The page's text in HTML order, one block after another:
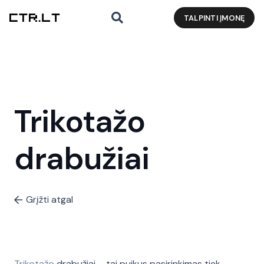
TALPINTI ĮMONĘ
Trikotažo
drabužiai
Grįžti atgal